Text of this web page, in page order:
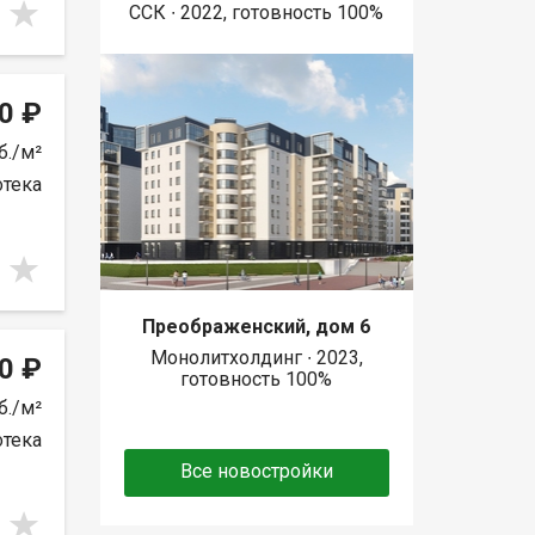
₽
м²
₽
м²
ССК ∙ 2022, готовность 100%
Преображенский, дом 6
Монолитхолдинг ∙ 2023,
готовность 100%
Все новостройки